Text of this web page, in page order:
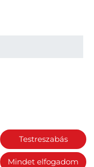
Mindet elfogadom
Testreszabás